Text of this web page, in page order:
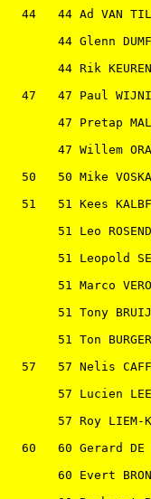
44   44 Ad VAN
44 Glenn
44 Rik
47   47 Paul
47 Pretap
47 Willem
50   50 Mike
51   51 Kees
51 Leo
51 Leopold
51 Marco
51 Tony
51 Ton
57   57 Nelis
57 Lucien
57 Roy
60   60 Gerard
60 Evert